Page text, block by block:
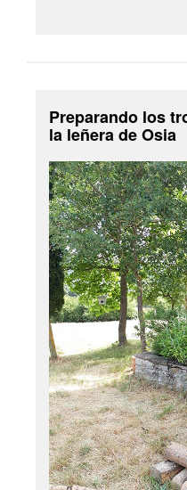
Preparando los
la leñera de Osia